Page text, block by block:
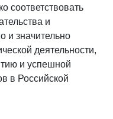
соответствовать
и
и значительно
деятельности,
и успешной
в Российской